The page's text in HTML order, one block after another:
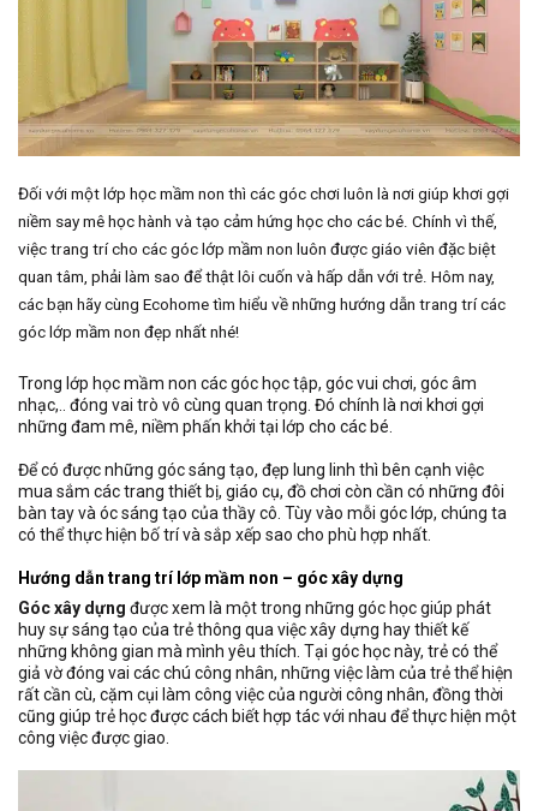
Đối với một lớp học mầm non thì các góc chơi luôn là nơi giúp khơi gợi
niềm say mê học hành và tạo cảm hứng học cho các bé. Chính vì thế,
việc trang trí cho các góc lớp mầm non luôn được giáo viên đặc biệt
quan tâm, phải làm sao để thật lôi cuốn và hấp dẫn với trẻ. Hôm nay,
các bạn hãy cùng Ecohome tìm hiểu về những hướng dẫn trang trí các
góc lớp mầm non đẹp nhất nhé!
Trong lớp học mầm non các góc học tập, góc vui chơi, góc âm
nhạc,.. đóng vai trò vô cùng quan trọng. Đó chính là nơi khơi gợi
những đam mê, niềm phấn khởi tại lớp cho các bé.
Để có được những góc sáng tạo, đẹp lung linh thì bên cạnh việc
mua sắm các trang thiết bị, giáo cụ, đồ chơi còn cần có những đôi
bàn tay và óc sáng tạo của thầy cô. Tùy vào mỗi góc lớp, chúng ta
có thể thực hiện bố trí và sắp xếp sao cho phù hợp nhất.
Hướng dẫn trang trí lớp mầm non – góc xây dựng
Góc xây dựng được xem là một trong những góc học giúp phát
huy sự sáng tạo của trẻ thông qua việc xây dựng hay thiết kế
những không gian mà mình yêu thích. Tại góc học này, trẻ có thể
giả vờ đóng vai các chú công nhân, những việc làm của trẻ thể hiện
rất cần cù, cặm cụi làm công việc của người công nhân, đồng thời
cũng giúp trẻ học được cách biết hợp tác với nhau để thực hiện một
công việc được giao.